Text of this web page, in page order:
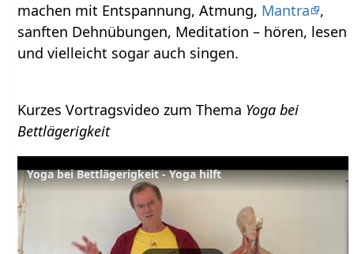
machen mit Entspannung, Atmung, Mantra
,
sanften Dehnübungen, Meditation – hören, lesen
und vielleicht sogar auch singen.
Kurzes Vortragsvideo zum Thema Yoga bei
Bettlägerigkeit
Yoga bei Bettlägerigkeit - Yoga hilft